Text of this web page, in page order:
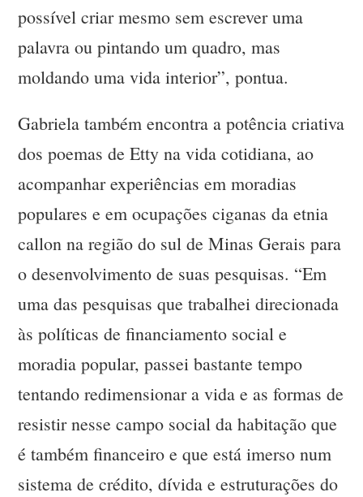
possível criar mesmo sem escrever uma
palavra ou pintando um quadro, mas
moldando uma vida interior”, pontua.
Gabriela também encontra a potência criativa
dos poemas de Etty na vida cotidiana, ao
acompanhar experiências em moradias
populares e em ocupações ciganas da etnia
callon na região do sul de Minas Gerais para
o desenvolvimento de suas pesquisas. “Em
uma das pesquisas que trabalhei direcionada
às políticas de financiamento social e
moradia popular, passei bastante tempo
tentando redimensionar a vida e as formas de
resistir nesse campo social da habitação que
é também financeiro e que está imerso num
sistema de crédito, dívida e estruturações do